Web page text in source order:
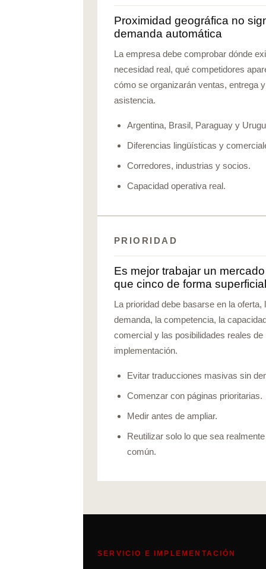
Proximidad geográfica no
demanda automática
La empresa debe comprobar dónde
necesidad real, qué competidores
cómo se organizarán ventas, entrega y
asistencia.
Argentina, Brasil, Paraguay y
Diferencias lingüísticas y
Corredores, industrias y socios.
Capacidad operativa real.
PRIORIDAD
Es mejor trabajar un
que cinco de forma superficial
La prioridad debe basarse en la oferta,
demanda, la competencia, la
comercial y las posibilidades reales de
implementación.
Evitar traducciones masivas sin
Comenzar con páginas prioritarias.
Medir antes de ampliar.
Reutilizar solo lo que sea realmente
común.
SERVICIO E IMPLEMENTACIÓN